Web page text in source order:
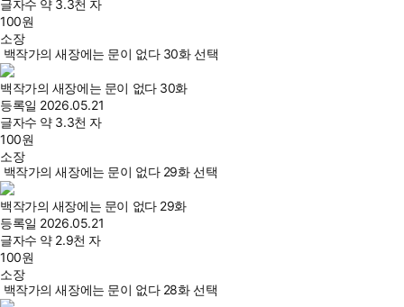
글자수 약 3.3천 자
100원
소장
백작가의 새장에는 문이 없다 30화 선택
백작가의 새장에는 문이 없다 30화
등록일 2026.05.21
글자수 약 3.3천 자
100원
소장
백작가의 새장에는 문이 없다 29화 선택
백작가의 새장에는 문이 없다 29화
등록일 2026.05.21
글자수 약 2.9천 자
100원
소장
백작가의 새장에는 문이 없다 28화 선택